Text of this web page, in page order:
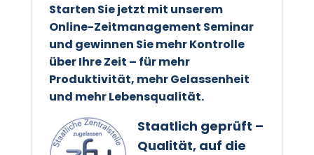
Starten Sie jetzt mit unserem
Online-Zeitmanagement Seminar
und gewinnen Sie mehr Kontrolle
über Ihre Zeit – für mehr
Produktivität, mehr Gelassenheit
und mehr Lebensqualität.
Staatlich geprüft –
Qualität, auf die